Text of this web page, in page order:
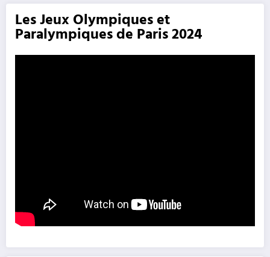
Les Jeux Olympiques et
Paralympiques de Paris 2024